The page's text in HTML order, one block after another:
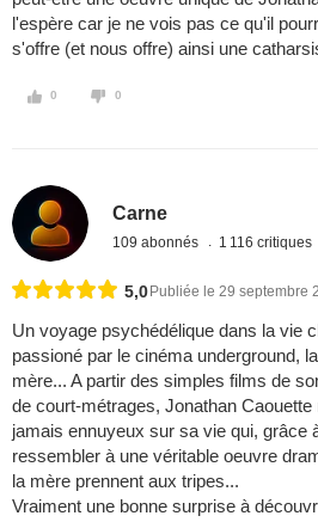
l'espère car je ne vois pas ce qu'il
s'offre (et nous offre) ainsi une
0 0
Carne
109 abonnés 1 116 critiques
5,0 Publiée le 29 septembre
Un voyage psychédélique dans la vie
passioné par le cinéma underground,
mère... A partir des simples films de
de court-métrages, Jonathan
jamais ennuyeux sur sa vie qui, grâce
ressembler à une véritable oeuvre
la mère prennent aux tripes...
Vraiment une bonne surprise à